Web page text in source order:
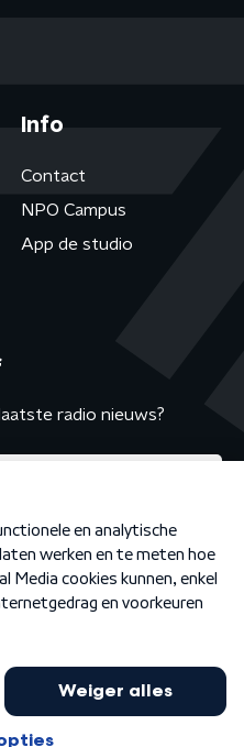
Info
Contact
NPO Campus
App de studio
radio nieuws?